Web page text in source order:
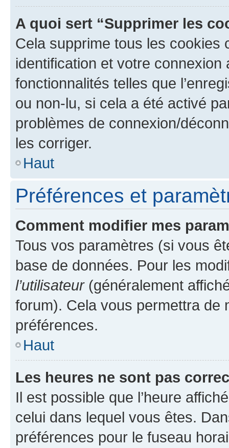
A quoi sert “Supprimer les
Cela supprime tous les cookies
identification et votre
fonctionnalités telles que
ou non-lu, si cela a été activé
problèmes de connexion/
les corriger.
Haut
Préférences et
Comment modifier mes
Tous vos paramètres (si vous
base de données. Pour les
l’utilisateur(généralement
forum). Cela vous permettra de
préférences.
Haut
Les heures ne sont pas
Il est possible que l’heure
celui dans lequel vous êtes.
préférences pour le fuseau